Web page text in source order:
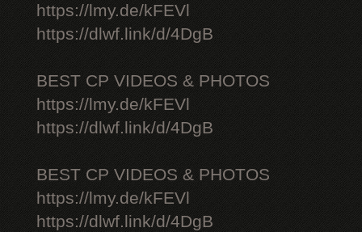
https://lmy.de/kFEVl
https://dlwf.link/d/4DgB
BEST CP VIDEOS & PHOTOS
https://lmy.de/kFEVl
https://dlwf.link/d/4DgB
BEST CP VIDEOS & PHOTOS
https://lmy.de/kFEVl
https://dlwf.link/d/4DgB